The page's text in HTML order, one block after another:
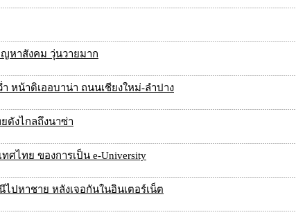
ญหาสังคม วุ่นวายมาก
หน้าดิเออบาน่า ถนนเชียงใหม่-ลำปาง
ดังไกลถึงนาซ่า
ศไทย ของการเป็น e-University
ปหาชาย หลังเจอกันในอินเตอร์เน็ต